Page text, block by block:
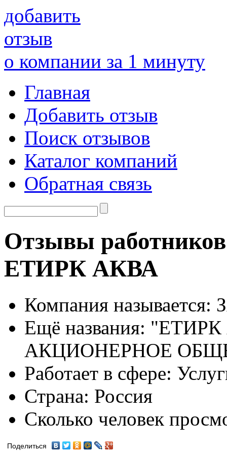
добавить
отзыв
о компании за 1 минуту
Главная
Добавить отзыв
Поиск отзывов
Каталог компаний
Обратная связь
Отзывы
ЕТИРК АКВА
Компания называется:
Ещё названия:
АКЦИОНЕРНОЕ
Работает в сфере:
Страна: Россия
Сколько человек
Поделиться